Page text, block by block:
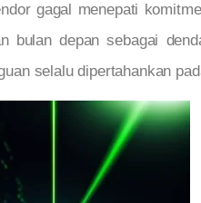
gagal menepati
bulan depan sebagai
selalu dipertahankan